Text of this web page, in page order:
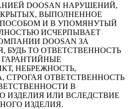
DOOSAN НАРУШЕНИЙ,
ВЫПОЛНЕННОЕ
И В УПОМЯНУТЫЙ
ИСЧЕРПЫВАЕТ
DOOSAN ЗА
ТО ОТВЕТСТВЕННОСТЬ
НЕБРЕЖНОСТЬ,
СТРОГАЯ ОТВЕТСТВЕННОСТЬ
В
ИЛИ ВСЛЕДСТВИЕ
ИЗДЕЛИЯ.